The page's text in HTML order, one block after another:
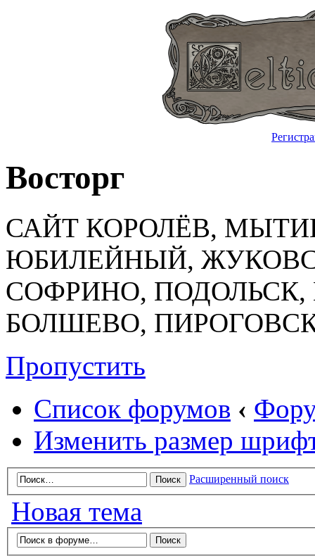
Восторг
САЙТ КОРОЛЁВ,
ЮБИЛЕЙНЫЙ,
СОФРИНО,
БОЛШЕВО,
Пропустить
Список форумов ‹
Изменить размер
Расширенный поиск
Новая тема